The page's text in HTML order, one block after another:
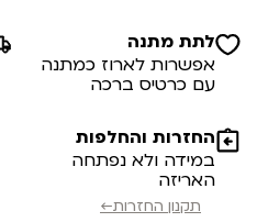
לתת מתנה
אפשרות לארוז כמתנה
עם כרטיס ברכה
החזרות והחלפות
במידה ולא נפתחה
האריזה
תקנון החזרות←